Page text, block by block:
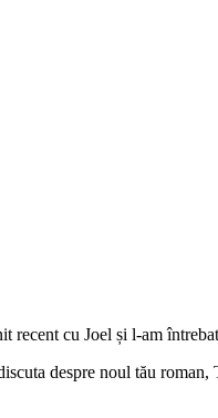
cu Joel și l-am
despre noul tău